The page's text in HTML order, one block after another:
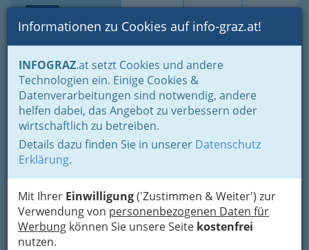
Suche Login Toggle
Informationen zu Cookies auf info-graz.at!
INFOGRAZ.at setzt Cookies und andere
Technologien ein. Einige Cookies &
Datenverarbeitungen sind notwendig, andere
helfen dabei, das Angebot zu verbessern oder
wirtschaftlich zu betreiben.
Details dazu finden Sie in unserer Datenschutz
Erklärung.
Mit Ihrer Einwilligung('Zustimmen & Weiter') zur
Verwendung von personenbezogenen Daten für
Werbung können Sie unsere Seite kostenfrei
nutzen.
Home Lifestyle
Urbane Oasen: Wie Graz
seine versteckten
Rückzugsorte neu erfindet
Graz wächst, verdichtet sich und wird lauter.
Gleichzeitig suchen immer mehr Menschen nach
kleinenInseln der Ruhe im Alltag. Nicht die
großen Ausflüge stehen im Mittelpunkt, sondern
die kurzen Momente zwischendurch:…